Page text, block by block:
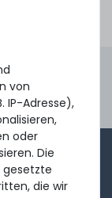
neu
von
IP-Adresse),
oder
Die
die wir